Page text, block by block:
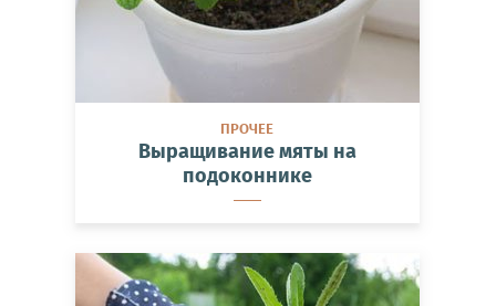
ПРОЧЕЕ
Выращивание мяты на
подоконнике